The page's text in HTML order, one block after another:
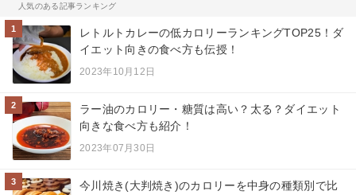
人気のある記事ランキング
1
レトルトカレーの低カロリーランキングTOP25！ダ
イエット向きの食べ方も伝授！
2023年10月12日
2
ラー油のカロリー・糖質は高い？太る？ダイエット
向きな食べ方も紹介！
2023年07月30日
3
今川焼き(大判焼き)のカロリーを中身の種類別で比